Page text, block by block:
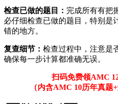
检查已做的题目： 完成所有有把
必仔细检查已做的题目，特别是
错的地方。
复查细节： 检查过程中，注意是
确保每一步计算都准确无误。
扫码免费领AMC
（内含AMC 10历年真题